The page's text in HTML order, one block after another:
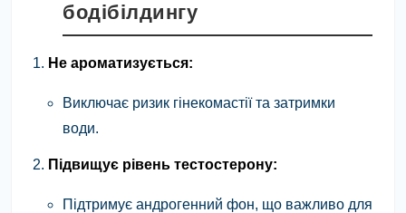
бодібілдингу
Не ароматизується:
Виключає ризик гінекомастії та затримки
води.
Підвищує рівень тестостерону:
Підтримує андрогенний фон, що важливо для